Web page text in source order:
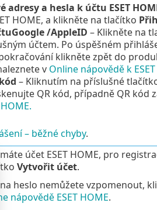
adresy a hesla k účtu ESET
HOME, a klikněte na tlačítko
Google/AppleID – Klikněte na
účtem. Po úspěšném
pokračování klikněte zpět do
v Online nápovědě k
– Kliknutím na příslušné
QR kód, případně QR
– běžné chyby.
účet ESET HOME, pro
Vytvořit účet.
heslo nemůžete vzpomenout,
nápovědě ESET HOME.